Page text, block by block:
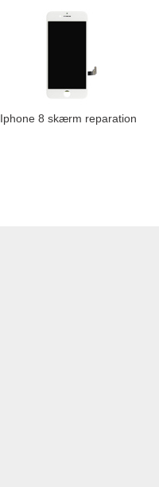
Iphone 8 skærm reparation